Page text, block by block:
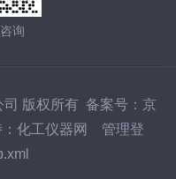
询
版权所有 备案号：京
：化工仪器网
管理登